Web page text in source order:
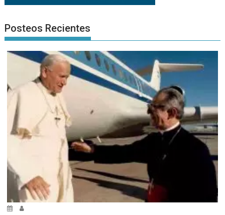
Posteos Recientes